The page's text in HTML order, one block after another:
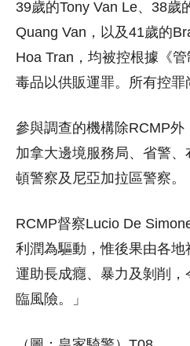
39歲的Tony Van Le、38歲
Quang Van，以及41歲的
Hoa Tran，均被控根據《
毒品以供販運罪。所有控罪
參與調查的機構除RCMP外
加拿大邊境服務局、省警
頓警察及尼亞加拉區警察。
RCMP督察Lucio De
利潤為驅動，惟後果由各
運助長成癮、暴力及剝削
臨風險。」